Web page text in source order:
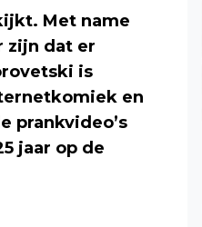
Met name
zijn dat er
is
en
prankvideo’s
jaar op de